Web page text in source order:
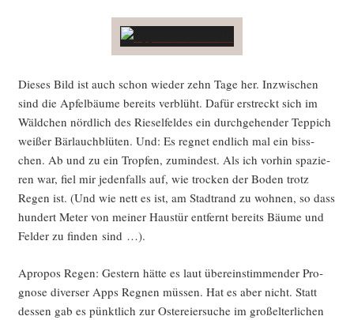
Die­ses Bild ist auch schon wie­der zehn Tage her. Inzwi­schen
sind die Apfel­bäu­me bereits ver­blüht. Dafür erstreckt sich im
Wäld­chen nörd­lich des Rie­sel­fel­des ein durch­ge­hen­der Tep­pich
wei­ßer Bär­lauch­blü­ten. Und: Es reg­net end­lich mal ein biss­
chen. Ab und zu ein Trop­fen, zumin­dest. Als ich vor­hin spa­zie­
ren war, fiel mir jeden­falls auf, wie tro­cken der Boden trotz
Regen ist. (Und wie nett es ist, am Stadt­rand zu woh­nen, so dass
hun­dert Meter von mei­ner Haus­tür ent­fernt bereits Bäu­me und
Fel­der zu fin­den sind …).
Apro­pos Regen: Ges­tern hät­te es laut über­ein­stim­men­der Pro­
gno­se diver­ser Apps Reg­nen müs­sen. Hat es aber nicht. Statt
des­sen gab es pünkt­lich zur Oster­ei­er­su­che im groß­el­ter­li­chen